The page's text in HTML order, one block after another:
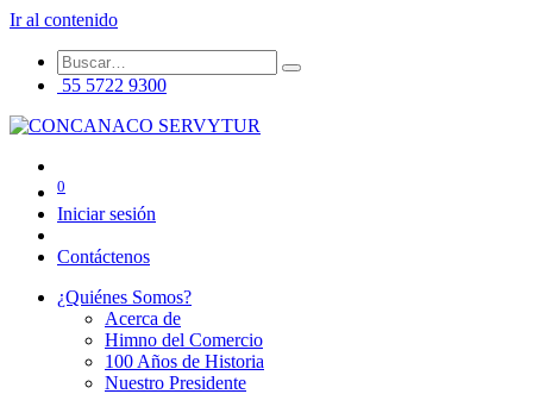
Ir al contenido
55 5722 9300
0
Iniciar sesión
Contáctenos
¿Quiénes Somos?
Acerca de
Himno del Comercio
100 Años de Historia
Nuestro Presidente